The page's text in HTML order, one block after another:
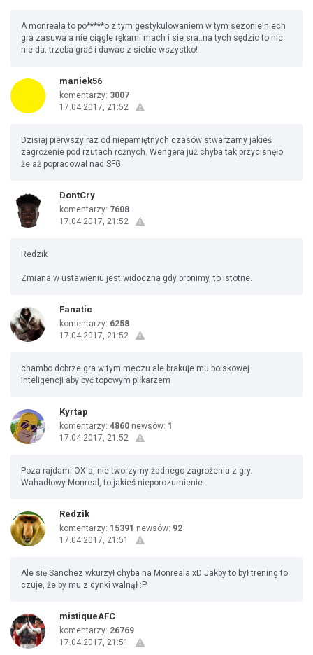
A monreala to po*****o z tym gestykulowaniem w tym sezonie!niech
gra zasuwa a nie ciągle rękami mach i sie sra..na tych sędzio to nic
nie da..trzeba grać i dawac z siebie wszystko!
maniek56
komentarzy: 3007
17.04.2017, 21:52
Dzisiaj pierwszy raz od niepamiętnych czasów stwarzamy jakieś
zagrożenie pod rzutach rożnych. Wengera już chyba tak przycisnęło
że aż popracował nad SFG.
DontCry
komentarzy: 7608
17.04.2017, 21:52
Redzik
Zmiana w ustawieniu jest widoczna gdy bronimy, to istotne.
Fanatic
komentarzy: 6258
17.04.2017, 21:52
chambo dobrze gra w tym meczu ale brakuje mu boiskowej
inteligencji aby być topowym piłkarzem
Kyrtap
komentarzy: 4860 newsów: 1
17.04.2017, 21:52
Poza rajdami OX'a, nie tworzymy żadnego zagrożenia z gry.
Wahadłowy Monreal, to jakieś nieporozumienie.
Redzik
komentarzy: 15391 newsów: 92
17.04.2017, 21:51
Ale się Sanchez wkurzył chyba na Monreala xD Jakby to był trening to
czuje, że by mu z dynki walnął :P
mistiqueAFC
komentarzy: 26769
17.04.2017, 21:51